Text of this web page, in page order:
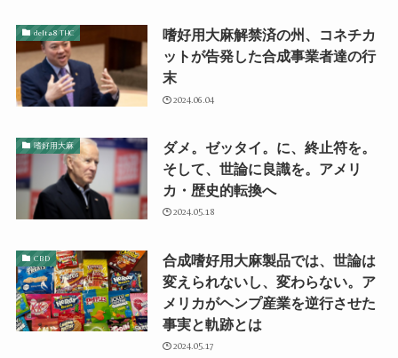
delta-8 THC
嗜好用大麻解禁済の州、コネチカ
ットが告発した合成事業者達の行
末
2024.06.04
嗜好用大麻
ダメ。ゼッタイ。に、終止符を。
そして、世論に良識を。アメリ
カ・歴史的転換へ
2024.05.18
CBD
合成嗜好用大麻製品では、世論は
変えられないし、変わらない。ア
メリカがヘンプ産業を逆行させた
事実と軌跡とは
2024.05.17